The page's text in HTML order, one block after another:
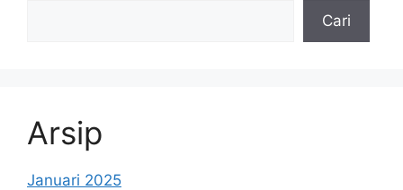
Cari
Arsip
Januari 2025